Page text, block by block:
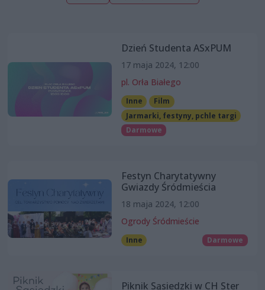
Dzień Studenta ASxPUM
17 maja 2024, 12:00
pl. Orła Białego
Inne
Film
Jarmarki, festyny, pchle targi
Darmowe
Festyn Charytatywny
Gwiazdy Śródmieścia
18 maja 2024, 12:00
Ogrody Śródmieście
Inne Darmowe
Piknik Sąsiedzki w CH Ster